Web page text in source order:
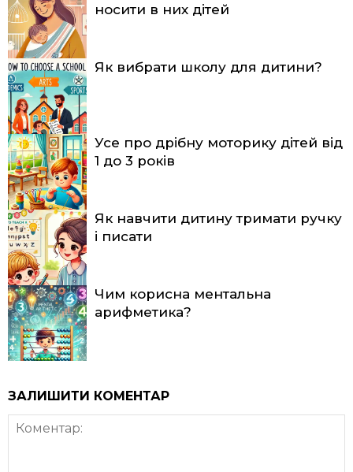
носити в них дітей
Як вибрати школу для дитини?
Усе про дрібну моторику дітей від
1 до 3 років
Як навчити дитину тримати ручку
і писати
Чим корисна ментальна
арифметика?
ЗАЛИШИТИ КОМЕНТАР